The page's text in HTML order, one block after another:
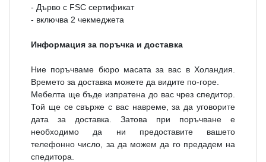
- Дърво с FSC сертификат
- включва 2 чекмеджета
Информация за поръчка и доставка
Ние поръчваме бюро масата за вас в Холандия.
Времето за доставка можете да видите по-горе.
Мебелта ще бъде изпратена до вас чрез спедитор.
Той ще се свърже с вас навреме, за да уговорите
дата за доставка. Затова при поръчване е
необходимо да ни предоставите вашето
телефонно число, за да можем да го предадем на
спедитора.